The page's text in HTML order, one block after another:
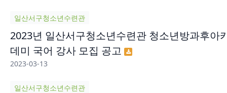
일산서구청소년수련관
2023년 일산서구청소년수련관 청소년방과후아
데미 국어 강사 모집 공고
2023-03-13
일산서구청소년수련관